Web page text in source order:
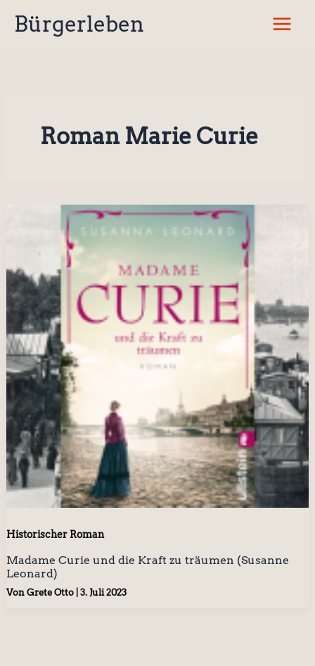
InhaltBürgerleben
Roman Marie Curie
Historischer Roman
Madame Curie und die Kraft zu träumen (Susanne
Leonard)
Von Grete Otto 3. Juli 2023